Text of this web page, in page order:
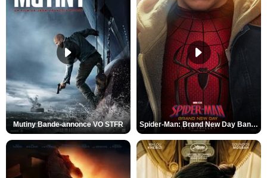
Mutiny Bande-annonce VO STFR Spider-Man: Brand New Day Bande-annonce VO STFR